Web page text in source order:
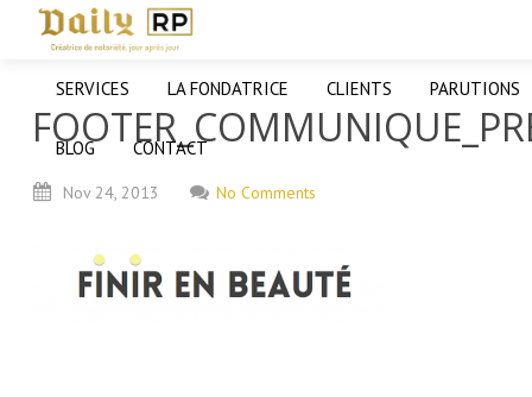
SERVICES LA FONDATRICE CLIENTS PARUTIONS
BLOG CONTACT
Nov 24, 2013 No Comments